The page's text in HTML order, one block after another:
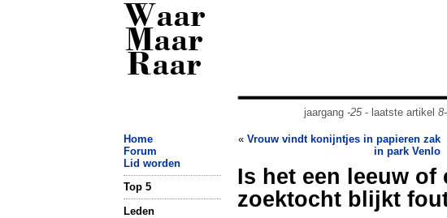
Waar
Maar
Raar
jaargang -25- laatste artikel
Home
Forum
Lid worden
Top 5
Leden
« Vrouw vindt konijntjes in papieren zak
in park Venlo
Is het een leeuw of
zoektocht blijkt